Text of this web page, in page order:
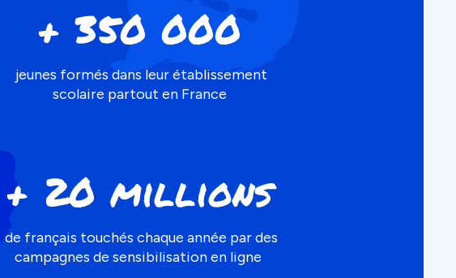
+ 350 000
jeunes formés dans leur établissement
scolaire partout en France
+ 20 millions
de français touchés chaque année par des
campagnes de sensibilisation en ligne